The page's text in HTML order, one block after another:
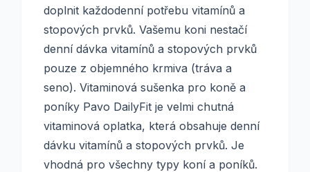
doplnit každodenní potřebu vitamínů a
stopových prvků. Vašemu koni nestačí
denní dávka vitamínů a stopových prvků
pouze z objemného krmiva (tráva a
seno). Vitaminová sušenka pro koně a
poníky Pavo DailyFit je velmi chutná
vitaminová oplatka, která obsahuje denní
dávku vitamínů a stopových prvků. Je
vhodná pro všechny typy koní a poníků.